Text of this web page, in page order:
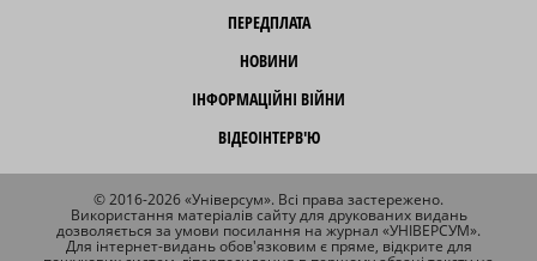
ПЕРЕДПЛАТА
НОВИНИ
ІНФОРМАЦІЙНІ ВІЙНИ
ВІДЕОІНТЕРВ'Ю
© 2016-2026 «Універсум». Всі права застережено.
Використання матеріалів сайту для друкованих видань
дозволяється за умови посилання на журнал «УНІВЕРСУМ».
Для інтернет-видань обов'язковим є пряме, відкрите для